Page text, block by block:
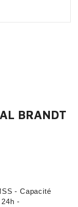
BRANDT
- Capacité
-